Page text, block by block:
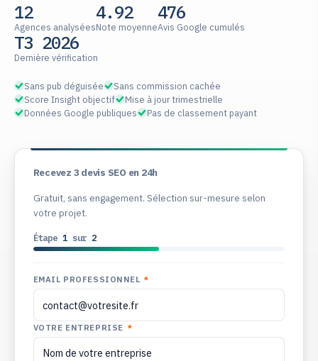
12
Agences analysées
4.92
Note moyenne
476
Avis Google cumulés
T3 2026
Dernière vérification
Sans pub déguisée
Sans commission cachée
Score Insight objectif
Mise à jour trimestrielle
Données Google publiques
Pas de classement payant
Recevez 3 devis SEO en 24h
Gratuit, sans engagement. Sélection sur-mesure selon
votre projet.
Étape 1sur 2
EMAIL PROFESSIONNEL *
VOTRE ENTREPRISE *